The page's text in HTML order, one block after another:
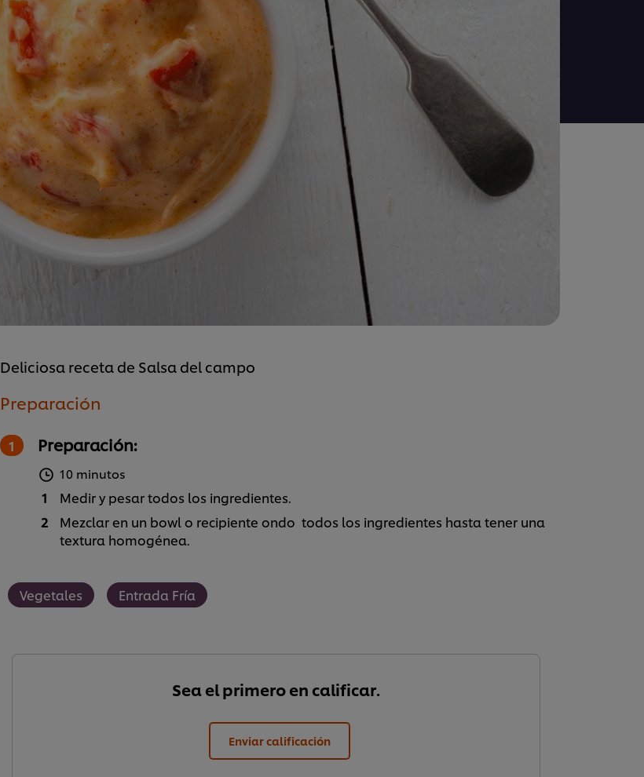
Deliciosa receta de Salsa del campo
Preparación
Preparación:
10 minutos
Medir y pesar todos los ingredientes.
Mezclar en un bowl o recipiente ondo todos los ingredientes hasta tener una
textura homogénea.
Vegetales Entrada Fría
Sea el primero en calificar.
Enviar calificación